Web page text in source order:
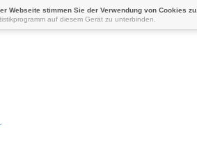
Webseite stimmen Sie der Verwendung von Cookies zu.
auf diesem Gerät zu unterbinden.